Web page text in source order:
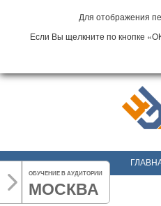
Для отображения
Если Вы щелкните по кнопке
ОБУЧЕНИЕ В АУДИТОРИИ
МОСКВА